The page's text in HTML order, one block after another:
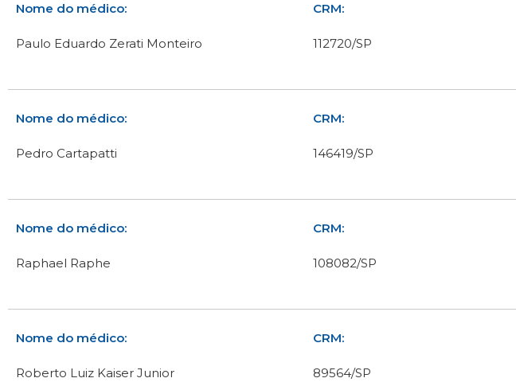
Nome do médico:
Paulo Eduardo Zerati Monteiro
CRM:
112720/SP
Nome do médico:
Pedro Cartapatti
CRM:
146419/SP
Nome do médico:
Raphael Raphe
CRM:
108082/SP
Nome do médico:
Roberto Luiz Kaiser Junior
CRM:
89564/SP